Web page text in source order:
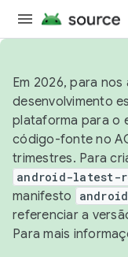
Em 2026, para
desenvolvimento
plataforma para o
código-fonte no
trimestres. Para
android-latest-
manifesto
referenciar a
Para mais